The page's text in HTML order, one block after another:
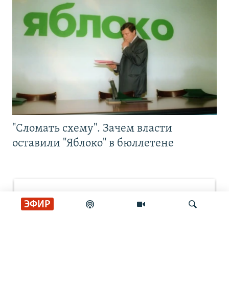
ЭФИР
"Сломать схему". Зачем власти
оставили "Яблоко" в бюллетене